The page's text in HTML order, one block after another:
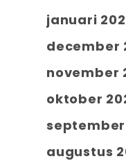
januari
december
november
oktober
september
augustus